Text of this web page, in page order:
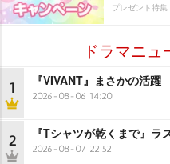
プレゼント特集
ドラマニ
1 『VIVANT』まさかの活躍
2026-08-06 14:20
2 『Tシャツが乾くまで』ラ
2026-08-07 22:52